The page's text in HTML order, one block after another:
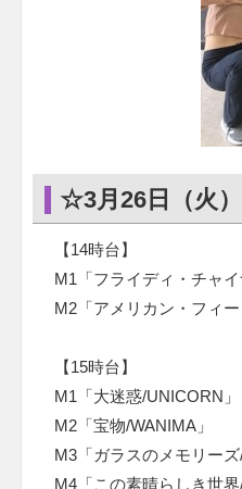
☆3月26日（火
【14時台】
M1「フライディ・チャイ
M2「アメリカン・フィー
【15時台】
M1「大迷惑/UNICORN」
M2「宝物/WANIMA」
M3「ガラスのメモリーズ/
M4「この素晴らしき世